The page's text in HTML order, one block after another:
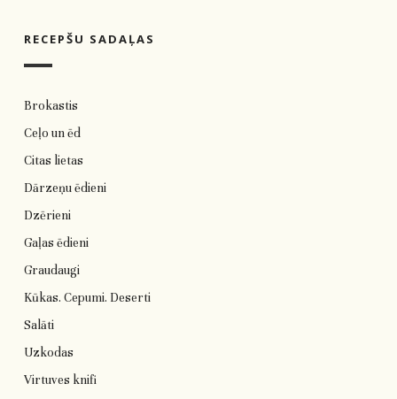
RECEPŠU SADAĻAS
Brokastis
Ceļo un ēd
Citas lietas
Dārzeņu ēdieni
Dzērieni
Gaļas ēdieni
Graudaugi
Kūkas. Cepumi. Deserti
Salāti
Uzkodas
Virtuves knifi